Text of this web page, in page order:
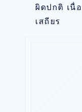
ผิดปกติ เนื่
เสถียร